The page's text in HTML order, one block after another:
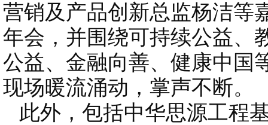
营销及产品创新总监杨洁等
年会，并围绕可持续公益、
公益、金融向善、健康中国
现场暖流涌动，掌声不断。
此外，包括中华思源工程